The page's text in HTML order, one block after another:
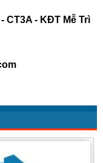
- KĐT Mễ Trì